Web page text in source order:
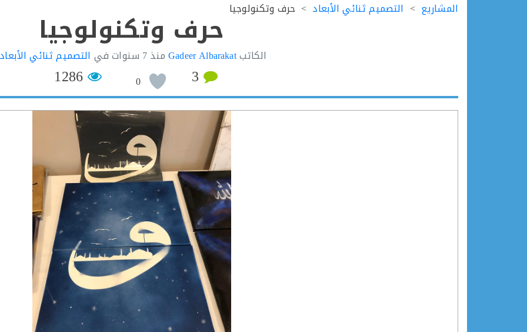
المشاريع التصميم ثنائي الأبعاد حرف وتكنولوجيا حرف وتكنولوجيا
الكاتبGadeer Albarakatمنذ7 سنوات في التصميم ثنائي الأبعاد
3
0
1286